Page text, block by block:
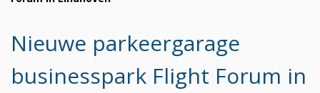
Nieuwe parkeergarage
businesspark Flight Forum in